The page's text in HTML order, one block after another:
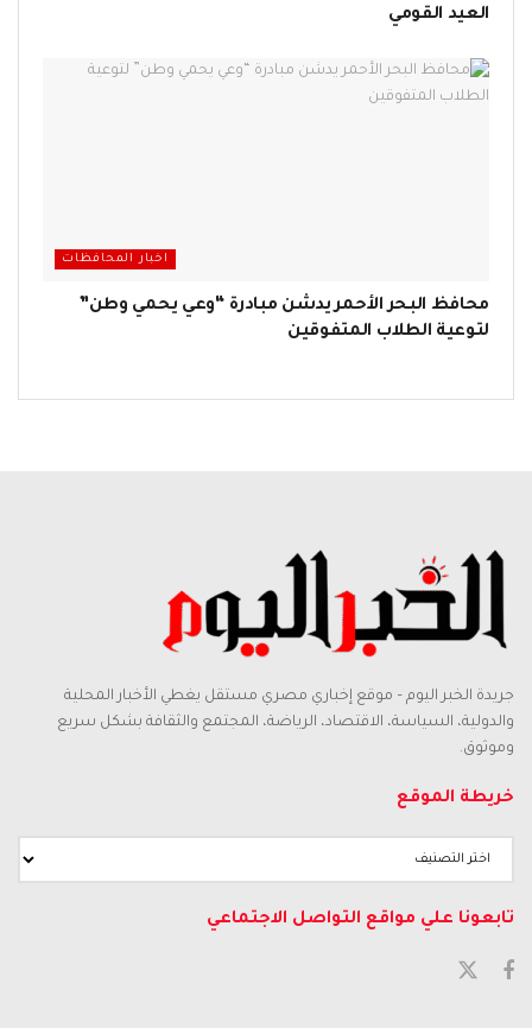
العيد القومي
اخبار المحافظات
محافظ البحر الأحمر يدشن مبادرة “وعي يحمي وطن”
لتوعية الطلاب المتفوقين
جريدة الخبر اليوم – موقع إخباري مصري مستقل يغطي الأخبار المحلية
والدولية، السياسة، الاقتصاد، الرياضة، المجتمع والثقافة بشكل سريع
وموثوق.
خريطة الموقع
تابعونا علي مواقع التواصل الاجتماعي